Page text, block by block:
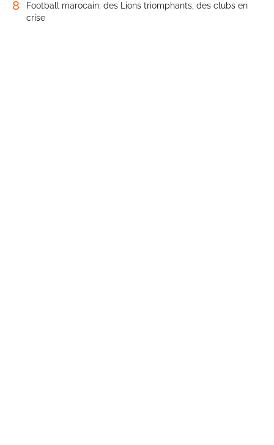
8
Football marocain: des Lions triomphants, des clubs en
crise